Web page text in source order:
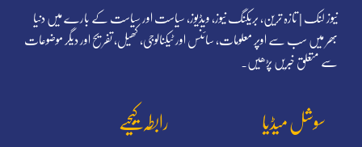
نیوز لنک | تازہ ترین، بریکنگ نیوز، ویڈیوز، سیاست اور سیاست کے بارے میں دنیا
بھر میں سب سے اوپر معلومات، سائنس اور ٹیکنالوجی، کھیل، تفریح اور دیگر موضوعات
سے متعلق خبریں پڑھیں۔
رابطہ کیجیے‎ سوشل میڈیا‎